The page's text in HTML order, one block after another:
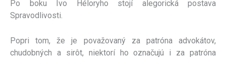
Po boku Ivo Héloryho stojí alegorická postava
Spravodlivosti.
Popri tom, že je považovaný za patróna advokátov,
chudobných a sirôt, niektorí ho označujú i za patróna